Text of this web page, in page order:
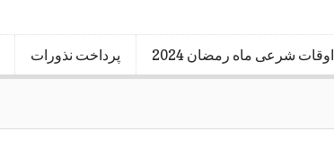
پرداخت نذورات اوقات شرعی ماه رمضان 2024